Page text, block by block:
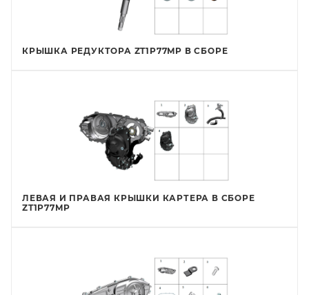
КРЫШКА РЕДУКТОРА ZT1P77MP В СБОРЕ
ЛЕВАЯ И ПРАВАЯ КРЫШКИ КАРТЕРА В СБОРЕ
ZT1P77MP